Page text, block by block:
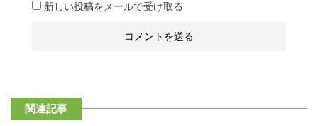
新しい投稿をメールで受け取る
関連記事